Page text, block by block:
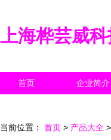
上海桦芸威科
首页 企业简介
当前位置： 首页 > 产品大全 >